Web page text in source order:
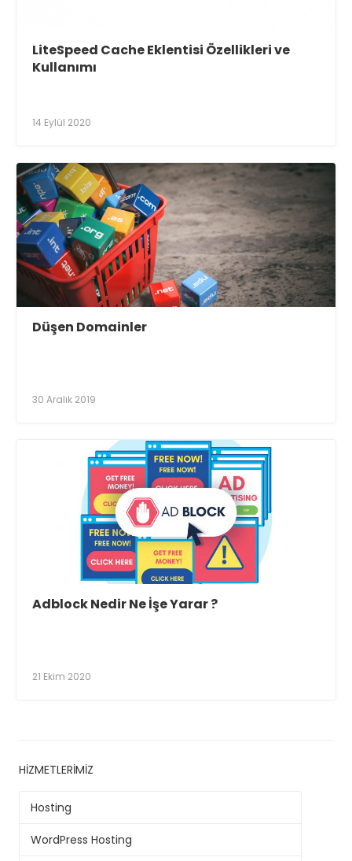
LiteSpeed Cache Eklentisi Özellikleri ve
Kullanımı
14 Eylül 2020
Düşen Domainler
30 Aralık 2019
Adblock Nedir Ne İşe Yarar ?
21 Ekim 2020
HIZMETLERIMIZ
Hosting
WordPress Hosting